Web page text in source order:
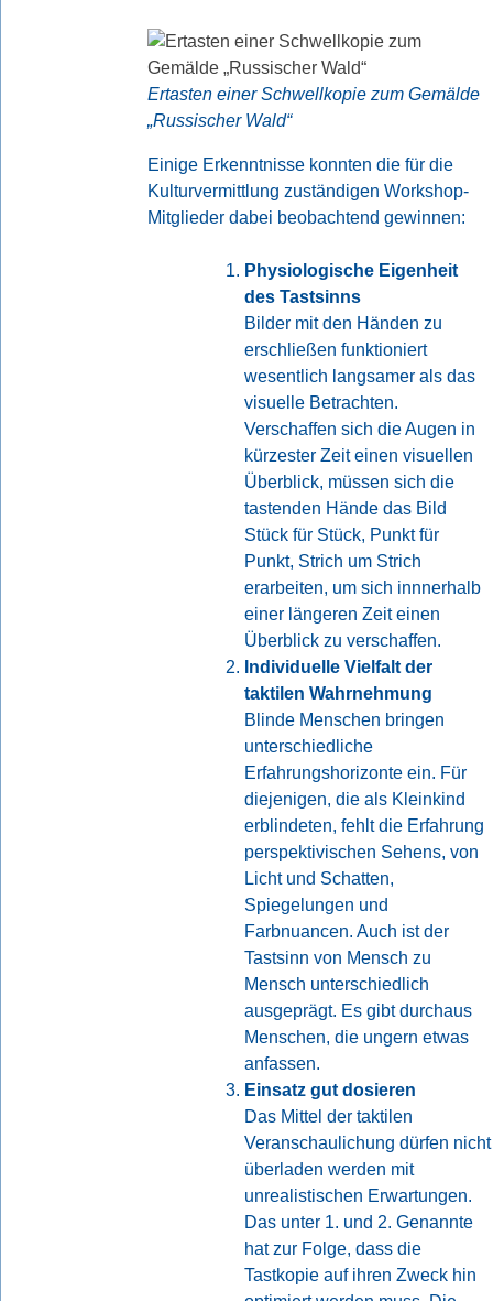
Ertasten einer Schwellkopie zum Gemälde
„Russischer Wald“
Einige Erkenntnisse konnten die für die
Kulturvermittlung zuständigen Workshop-
Mitglieder dabei beobachtend gewinnen:
Physiologische Eigenheit
des Tastsinns
Bilder mit den Händen zu
erschließen funktioniert
wesentlich langsamer als das
visuelle Betrachten.
Verschaffen sich die Augen in
kürzester Zeit einen visuellen
Überblick, müssen sich die
tastenden Hände das Bild
Stück für Stück, Punkt für
Punkt, Strich um Strich
erarbeiten, um sich innnerhalb
einer längeren Zeit einen
Überblick zu verschaffen.
Individuelle Vielfalt der
taktilen Wahrnehmung
Blinde Menschen bringen
unterschiedliche
Erfahrungshorizonte ein. Für
diejenigen, die als Kleinkind
erblindeten, fehlt die Erfahrung
perspektivischen Sehens, von
Licht und Schatten,
Spiegelungen und
Farbnuancen. Auch ist der
Tastsinn von Mensch zu
Mensch unterschiedlich
ausgeprägt. Es gibt durchaus
Menschen, die ungern etwas
anfassen.
Einsatz gut dosieren
Das Mittel der taktilen
Veranschaulichung dürfen nicht
überladen werden mit
unrealistischen Erwartungen.
Das unter 1. und 2. Genannte
hat zur Folge, dass die
Tastkopie auf ihren Zweck hin